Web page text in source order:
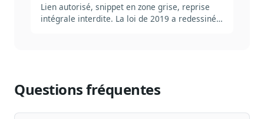
Lien autorisé, snippet en zone grise, reprise
intégrale interdite. La loi de 2019 a redessiné
Questions fréquentes